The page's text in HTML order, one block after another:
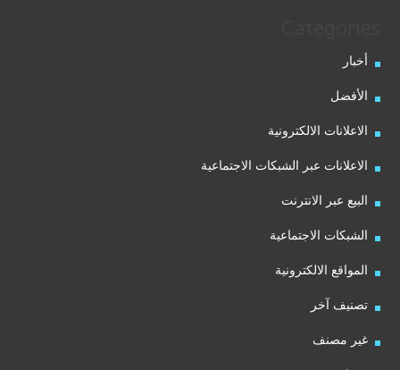
أخبار
الأفضل
الاعلانات الالكترونية
الاعلانات عبر الشبكات الاجتماعية
البيع عبر الانترنت
الشبكات الاجتماعية
المواقع الالكترونية
تصنيف آخر
غير مصنف